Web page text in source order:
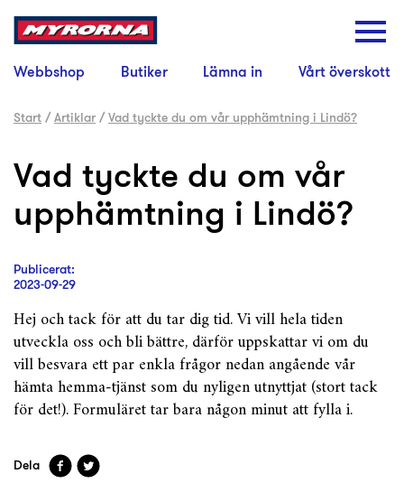
Webbshop Butiker Lämna in Vårt överskott
Start /Artiklar /Vad tyckte du om vår upphämtning i Lindö?
Vad tyckte du om vår
upphämtning i Lindö?
Publicerat:
2023-09-29
Hej och tack för att du tar dig tid. Vi vill hela tiden
utveckla oss och bli bättre, därför uppskattar vi om du
vill besvara ett par enkla frågor nedan angående vår
hämta hemma-tjänst som du nyligen utnyttjat (stort tack
för det!). Formuläret tar bara någon minut att fylla i.
Dela